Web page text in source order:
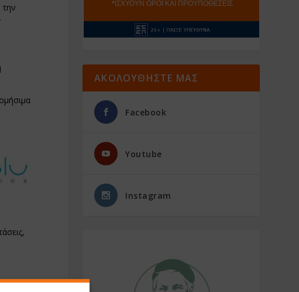
του»
ΑΚΟΛΟΥΘΗΣΤΕ ΜΑΣ
Facebook
Youtube
Instagram